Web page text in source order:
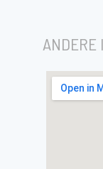
ANDERE